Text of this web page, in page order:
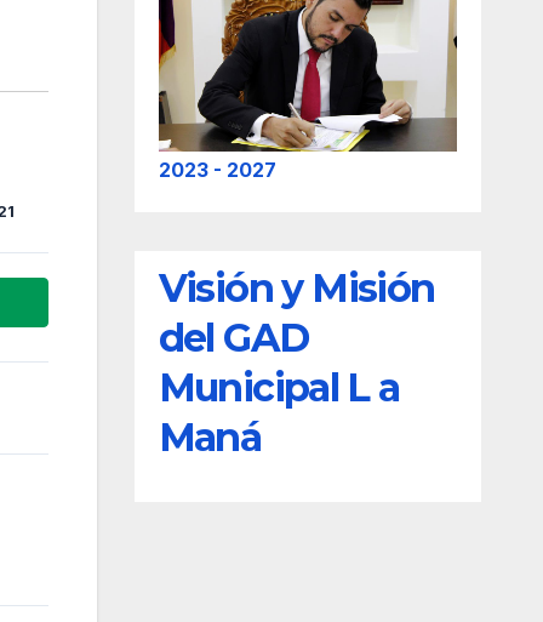
2023 - 2027
Visión y Misión
del GAD
Municipal L a
Maná